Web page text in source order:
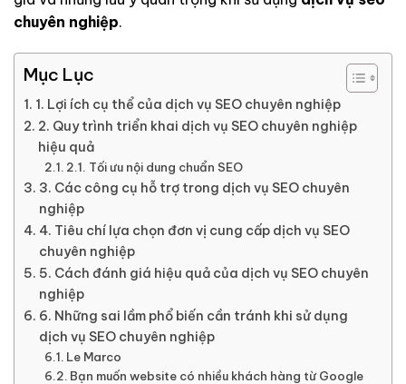
chuyên nghiệp.
Mục Lục
1. Lợi ích cụ thể của dịch vụ SEO chuyên nghiệp
2. Quy trình triển khai dịch vụ SEO chuyên nghiệp
hiệu quả
2.1. Tối ưu nội dung chuẩn SEO
3. Các công cụ hỗ trợ trong dịch vụ SEO chuyên
nghiệp
4. Tiêu chí lựa chọn đơn vị cung cấp dịch vụ SEO
chuyên nghiệp
5. Cách đánh giá hiệu quả của dịch vụ SEO chuyên
nghiệp
6. Những sai lầm phổ biến cần tránh khi sử dụng
dịch vụ SEO chuyên nghiệp
Le Marco
Bạn muốn website có nhiều khách hàng từ Google